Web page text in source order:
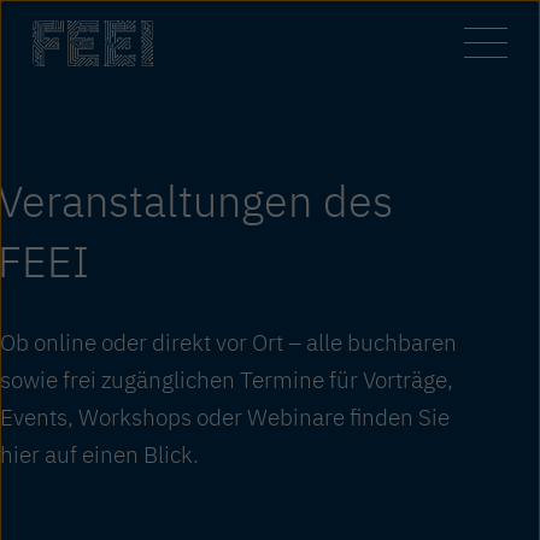
Zum
Inhalt
des
Ob online oder direkt vor Ort – alle buchbaren
sowie frei zugänglichen Termine für Vorträge,
Events, Workshops oder Webinare finden Sie
hier auf einen Blick.